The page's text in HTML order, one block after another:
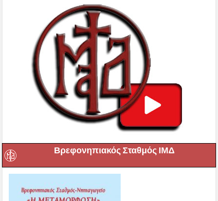
Βρεφονηπιακός Σταθμός ΙΜΔ